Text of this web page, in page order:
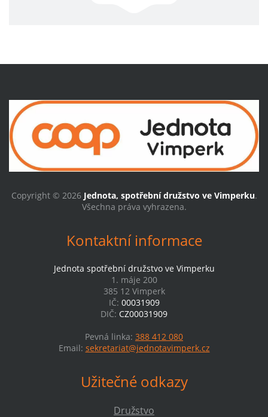
Copyright © 2026 Jednota, spotřební družstvo ve Vimperku.
Všechna práva vyhrazena.
Kontaktní informace
Jednota spotřební družstvo ve Vimperku
1. máje 200
385 12 Vimperk
IČ: 00031909
DIČ: CZ00031909
Pevná linka: 388 412 080
Email: sekretariat@jednotavimperk.cz
Užitečné odkazy
Družstvo